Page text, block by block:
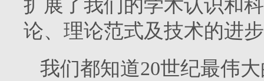
扩展了我们的学术认识和
论、理论范式及技术的进
我们都知道20世纪最伟